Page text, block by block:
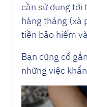
cần sử dụng tới
hàng tháng (xà
tiền bảo hiểm
Bạn cũng cố
những việc